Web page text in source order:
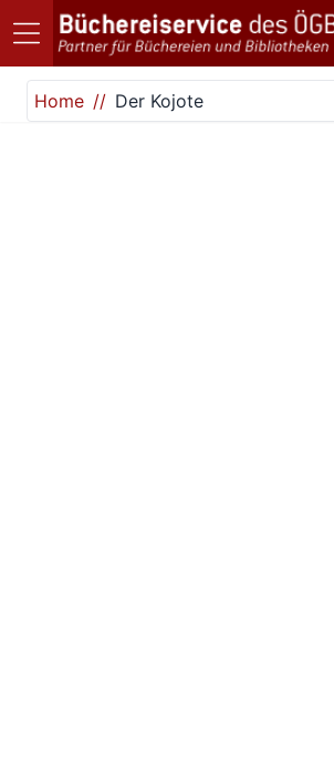
Direkt zum Inhalt
Home
Der Kojote